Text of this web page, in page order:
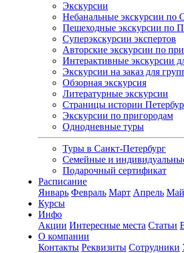
Экскурсии
Небанальные экскурсии по
Пешеходные экскурсии по
Суперэкскурсии экспертов
Авторские экскурсии по
Интерактивные экскурсии
Экскурсии на заказ для
Обзорная экскурсия
Литературные экскурсии
Страницы истории
Экскурсии по пригородам
Однодневные туры
Туры в Санкт-Петербург
Семейные и
Подарочный сертификат
Расписание
Январь Февраль Март Апрель Май
Курсы
Инфо
Акции Интересные места Статьи
О компании
Контакты Реквизиты Сотрудники